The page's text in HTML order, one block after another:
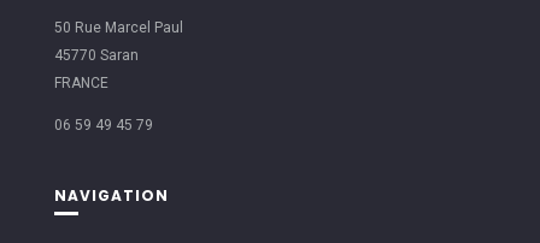
50 Rue Marcel Paul
45770 Saran
FRANCE
06 59 49 45 79
NAVIGATION